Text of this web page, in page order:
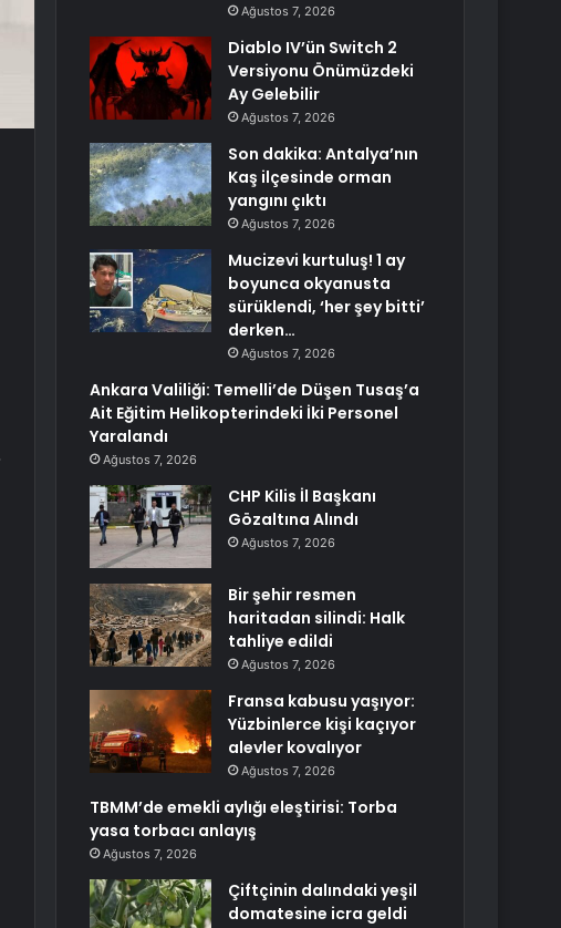
Ağustos 7, 2026
Diablo IV’ün Switch 2
Versiyonu Önümüzdeki
Ay Gelebilir
Ağustos 7, 2026
Son dakika: Antalya’nın
Kaş ilçesinde orman
yangını çıktı
Ağustos 7, 2026
Mucizevi kurtuluş! 1 ay
boyunca okyanusta
sürüklendi, ‘her şey bitti’
derken…
Ağustos 7, 2026
Ankara Valiliği: Temelli’de Düşen Tusaş’a
Ait Eğitim Helikopterindeki İki Personel
Yaralandı
Ağustos 7, 2026
CHP Kilis İl Başkanı
Gözaltına Alındı
Ağustos 7, 2026
Bir şehir resmen
haritadan silindi: Halk
tahliye edildi
Ağustos 7, 2026
Fransa kabusu yaşıyor:
Yüzbinlerce kişi kaçıyor
alevler kovalıyor
Ağustos 7, 2026
TBMM’de emekli aylığı eleştirisi: Torba
yasa torbacı anlayış
Ağustos 7, 2026
Çiftçinin dalındaki yeşil
domatesine icra geldi